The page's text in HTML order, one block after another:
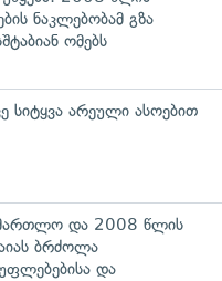
ნაკლებობამ გზა
ომებს
სიტყვა არეული ასოებით
და 2008 წლის
ბრძოლა
და